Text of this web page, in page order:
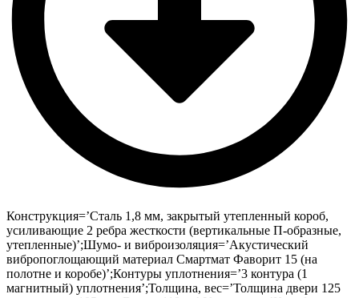
Конструкция=’Сталь 1,8 мм, закрытый утепленный короб,
усиливающие 2 ребра жесткости (вертикальные П-образные,
утепленные)’;Шумо- и виброизоляция=’Акустический
вибропоглощающий материал Смартмат Фаворит 15 (на
полотне и коробе)’;Контуры уплотнения=’3 контура (1
магнитный) уплотнения’;Толщина, вес=’Толщина двери 125